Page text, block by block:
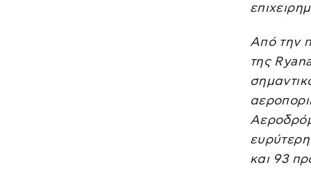
Από την
της
και 93